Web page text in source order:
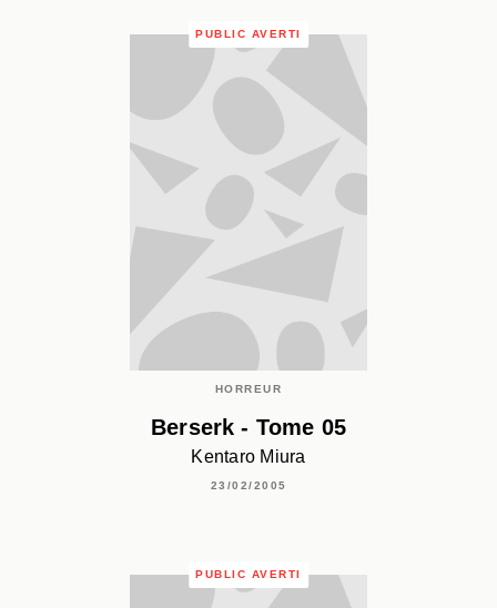
PUBLIC AVERTI
HORREUR
Berserk - Tome 05
Kentaro Miura
23/02/2005
PUBLIC AVERTI